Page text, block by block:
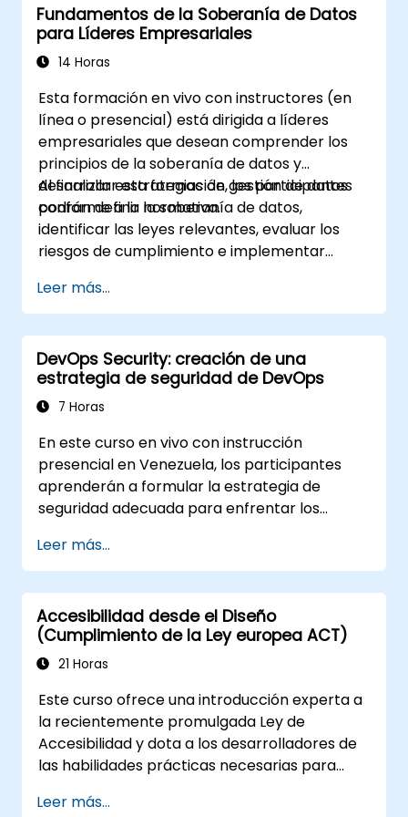
Fundamentos de la Soberanía de Datos
para Líderes Empresariales
14 Horas
Esta formación en vivo con instructores (en
línea o presencial) está dirigida a líderes
empresariales que desean comprender los
principios de la soberanía de datos y
desarrollar estrategias de gestión de datos
conforme a la normativa.
Al finalizar esta formación, los participantes
podrán definir la soberanía de datos,
identificar las leyes relevantes, evaluar los
riesgos de cumplimiento e implementar
datos transfronterizos.
Leer más...
DevOps Security: creación de una
estrategia de seguridad de DevOps
7 Horas
En este curso en vivo con instrucción
presencial en Venezuela, los participantes
aprenderán a formular la estrategia de
seguridad adecuada para enfrentar los
Leer más...
Accesibilidad desde el Diseño
(Cumplimiento de la Ley europea ACT)
21 Horas
Este curso ofrece una introducción experta a
la recientemente promulgada Ley de
Accesibilidad y dota a los desarrolladores de
las habilidades prácticas necesarias para
totalmente accesibles. Iniciando con una
Leer más...